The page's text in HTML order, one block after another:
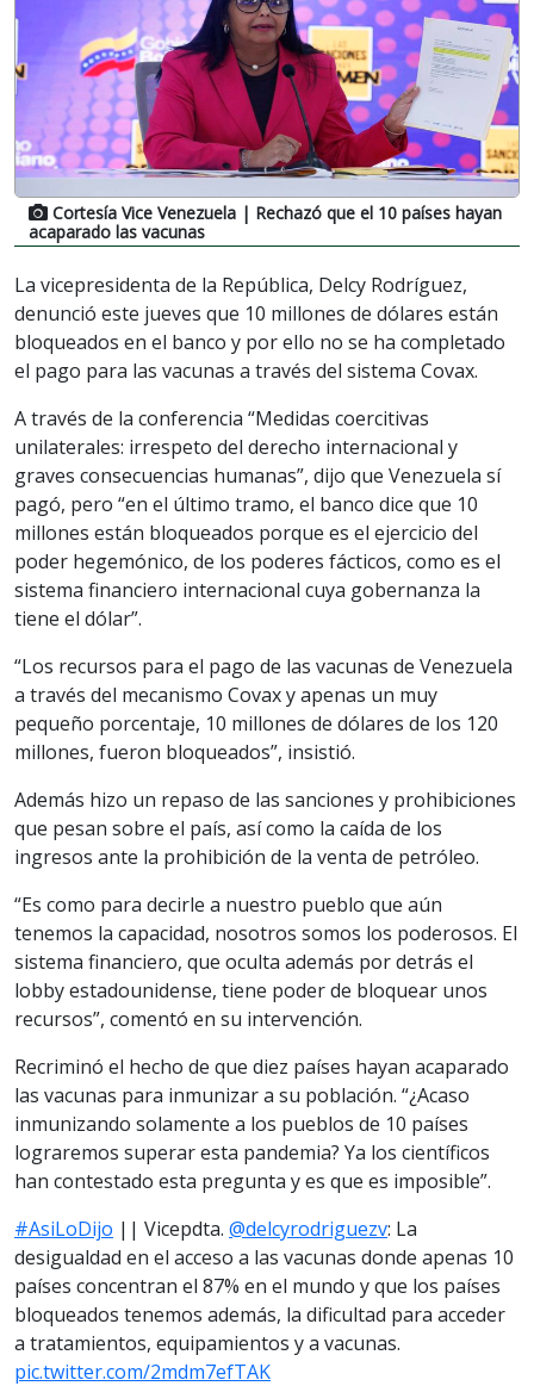
Cortesía Vice Venezuela | Rechazó que el 10 países hayan
acaparado las vacunas
La vicepresidenta de la República, Delcy Rodríguez,
denunció este jueves que 10 millones de dólares están
bloqueados en el banco y por ello no se ha completado
el pago para las vacunas a través del sistema Covax.
A través de la conferencia “Medidas coercitivas
unilaterales: irrespeto del derecho internacional y
graves consecuencias humanas”, dijo que Venezuela sí
pagó, pero “en el último tramo, el banco dice que 10
millones están bloqueados porque es el ejercicio del
poder hegemónico, de los poderes fácticos, como es el
sistema financiero internacional cuya gobernanza la
tiene el dólar”.
“Los recursos para el pago de las vacunas de Venezuela
a través del mecanismo Covax y apenas un muy
pequeño porcentaje, 10 millones de dólares de los 120
millones, fueron bloqueados”, insistió.
Además hizo un repaso de las sanciones y prohibiciones
que pesan sobre el país, así como la caída de los
ingresos ante la prohibición de la venta de petróleo.
“Es como para decirle a nuestro pueblo que aún
tenemos la capacidad, nosotros somos los poderosos. El
sistema financiero, que oculta además por detrás el
lobby estadounidense, tiene poder de bloquear unos
recursos”, comentó en su intervención.
Recriminó el hecho de que diez países hayan acaparado
las vacunas para inmunizar a su población. “¿Acaso
inmunizando solamente a los pueblos de 10 países
lograremos superar esta pandemia? Ya los científicos
han contestado esta pregunta y es que es imposible”.
#AsiLoDijo || Vicepdta. @delcyrodriguezv: La
desigualdad en el acceso a las vacunas donde apenas 10
países concentran el 87% en el mundo y que los países
bloqueados tenemos además, la dificultad para acceder
a tratamientos, equipamientos y a vacunas.
pic.twitter.com/2mdm7efTAK